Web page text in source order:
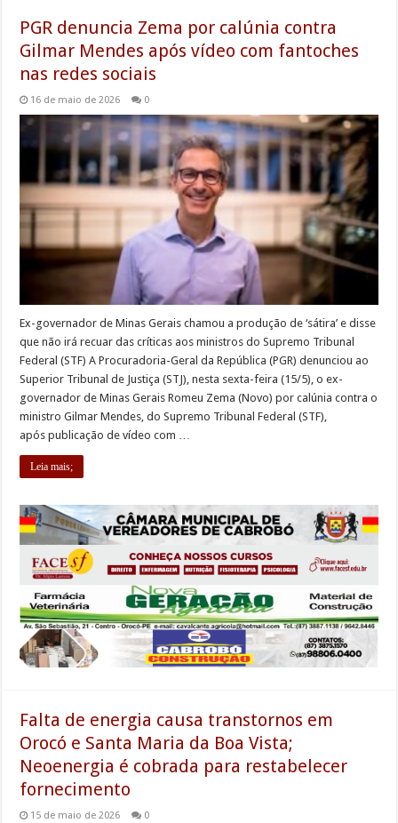
PGR denuncia Zema por calúnia contra
Gilmar Mendes após vídeo com fantoches
nas redes sociais
16 de maio de 2026 0
Ex-governador de Minas Gerais chamou a produção de ‘sátira’ e disse
que não irá recuar das críticas aos ministros do Supremo Tribunal
Federal (STF) A Procuradoria-Geral da República (PGR) denunciou ao
Superior Tribunal de Justiça (STJ), nesta sexta-feira (15/5), o ex-
governador de Minas Gerais Romeu Zema (Novo) por calúnia contra o
ministro Gilmar Mendes, do Supremo Tribunal Federal (STF),
após publicação de vídeo com …
Leia mais;
Falta de energia causa transtornos em
Orocó e Santa Maria da Boa Vista;
Neoenergia é cobrada para restabelecer
fornecimento
15 de maio de 2026 0